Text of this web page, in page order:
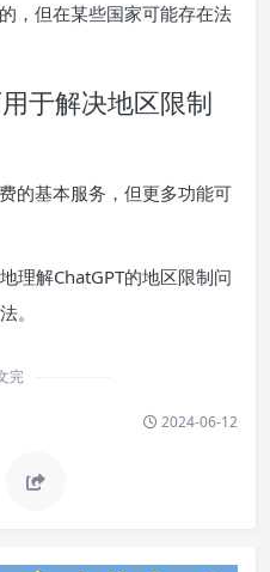
，但在某些国家可能存在法
于解决地区限制
的基本服务，但更多功能可
理解ChatGPT的地区限制问
。
完
2024-06-12